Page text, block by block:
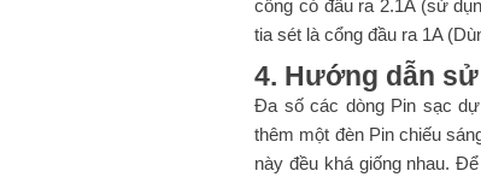
cổng có đầu ra 2.1A (sử
tia sét là cổng đầu ra 1A
4. Hướng dẫn
Đa số các dòng Pin sạc
thêm một đèn Pin chiếu
này đều khá giống nhau.